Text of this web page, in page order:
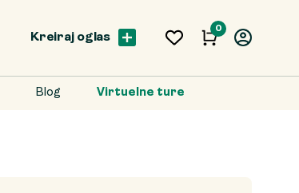
0
Kreiraj oglas
Blog Virtuelne ture